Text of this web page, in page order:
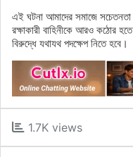
এই ঘটনা আমাদের সমাজে
রক্ষাকারী বাহিনীকে আরও কঠোর
বিরুদ্ধে যথাযথ পদক্ষেপ নিতে হবে।
1.7K views